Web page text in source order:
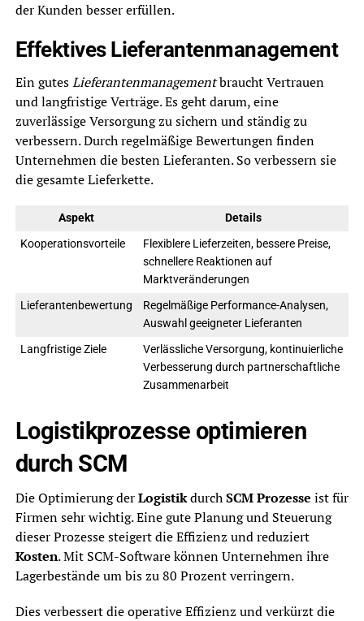
der Kunden besser erfüllen.
Effektives Lieferantenmanagement
Ein gutesLieferantenmanagementbraucht Vertrauen
und langfristige Verträge. Es geht darum, eine
zuverlässige Versorgung zu sichern und ständig zu
verbessern. Durch regelmäßige Bewertungen finden
Unternehmen die besten Lieferanten. So verbessern sie
die gesamte Lieferkette.
Aspekt
Details
Kooperationsvorteile
Flexiblere Lieferzeiten, bessere Preise,
schnellere Reaktionen auf
Marktveränderungen
Lieferantenbewertung
Regelmäßige Performance-Analysen,
Auswahl geeigneter Lieferanten
Langfristige Ziele
Verlässliche Versorgung, kontinuierliche
Verbesserung durch partnerschaftliche
Zusammenarbeit
Logistikprozesse optimieren
durch SCM
Die Optimierung derLogistikdurchSCM Prozesse ist für
Firmen sehr wichtig. Eine gute Planung und Steuerung
dieser Prozesse steigert die Effizienz und reduziert
Kosten. Mit SCM-Software können Unternehmen ihre
Lagerbestände um bis zu 80 Prozent verringern.
Dies verbessert die operative Effizienz und verkürzt die